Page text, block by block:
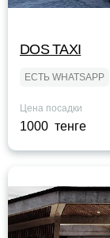
DOS TAXI
ЕСТЬ WHATSAPP
Цена посадки
1000 тенге